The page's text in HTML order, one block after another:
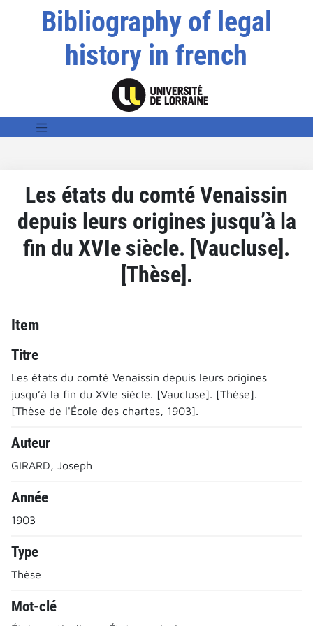
Bibliography of legal
history in french
Les états du comté Venaissin
depuis leurs origines jusqu’à la
fin du XVIe siècle. [Vaucluse].
[Thèse].
Item
Titre
Les états du comté Venaissin depuis leurs origines
jusqu’à la fin du XVIe siècle. [Vaucluse]. [Thèse].
[Thèse de l'École des chartes, 1903].
Auteur
GIRARD, Joseph
Année
1903
Type
Thèse
Mot-clé